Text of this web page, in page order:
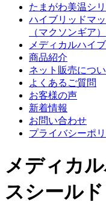
たまがわ美温シ
ハイブリッドマ
（マクソンギア）
メディカルハイ
商品紹介
ネット販売につ
よくあるご質問
お客様の声
新着情報
お問い合わせ
プライバシーポ
メディカ
スシールド